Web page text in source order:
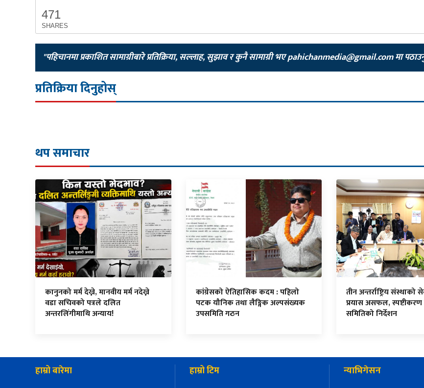
471
SHARES
"पहिचानमा प्रकाशित सामाग्रीबारे प्रतिक्रिया, सल्लाह, सुझाव र कुनै सामाग्री भएpahichanmedia@gmail.comमा
प्रतिक्रिया दिनुहोस्
थप समाचार
कानुनको मर्म देख्ने, मानवीय मर्म नदेख्ने
वडा सचिवको पत्रले दलित
अन्तरलिंगीमाथि अन्याय!
कांग्रेसको ऐतिहासिक कदम : पहिलो
पटक यौनिक तथा लैङ्गिक अल्पसंख्यक
उपसमिति गठन
तीन अन्तर्राष्ट्रिय संस्थाको
प्रयास असफल,
समितिको निर्देशन
हाम्रो बारेमा हाम्रो टिम न्याभिगेसन